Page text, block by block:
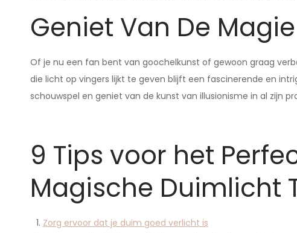
Geniet Van De Magie
Of je nu een fan bent van goochelkunst of gewoon graag
die licht op vingers lijkt te geven blijft een fascinerende en
schouwspel en geniet van de kunst van illusionisme in al zijn
9 Tips voor het
Magische Duimlicht
Zorg ervoor dat je duim goed verlicht is